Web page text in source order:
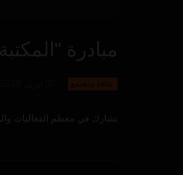
مبادرة
ثقافة ومجتمع
تشارك في معظم الفعاليات